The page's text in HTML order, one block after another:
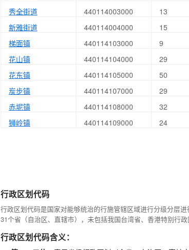
秀全街道
440114003000
13
新雅街道
440114004000
15
梯面镇
440114103000
9
花山镇
440114104000
29
花东镇
440114105000
50
炭步镇
440114107000
29
赤坭镇
440114108000
32
狮岭镇
440114109000 24
行政区划代码
行政区划代码是国家对能够统治的行施管辖区域进行分级分层
31个省（自治区、直辖市），未包括我国台湾省、香港特别行政
行政区划代码含义：